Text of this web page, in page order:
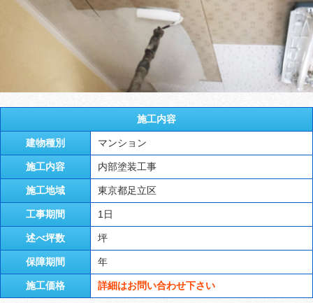
施工内容
建物種別 マンション
施工内容 内部塗装工事
施工地域 東京都足立区
工事期間 1日
述べ坪数 坪
保障期間 年
施工価格 詳細はお問い合わせ下さい